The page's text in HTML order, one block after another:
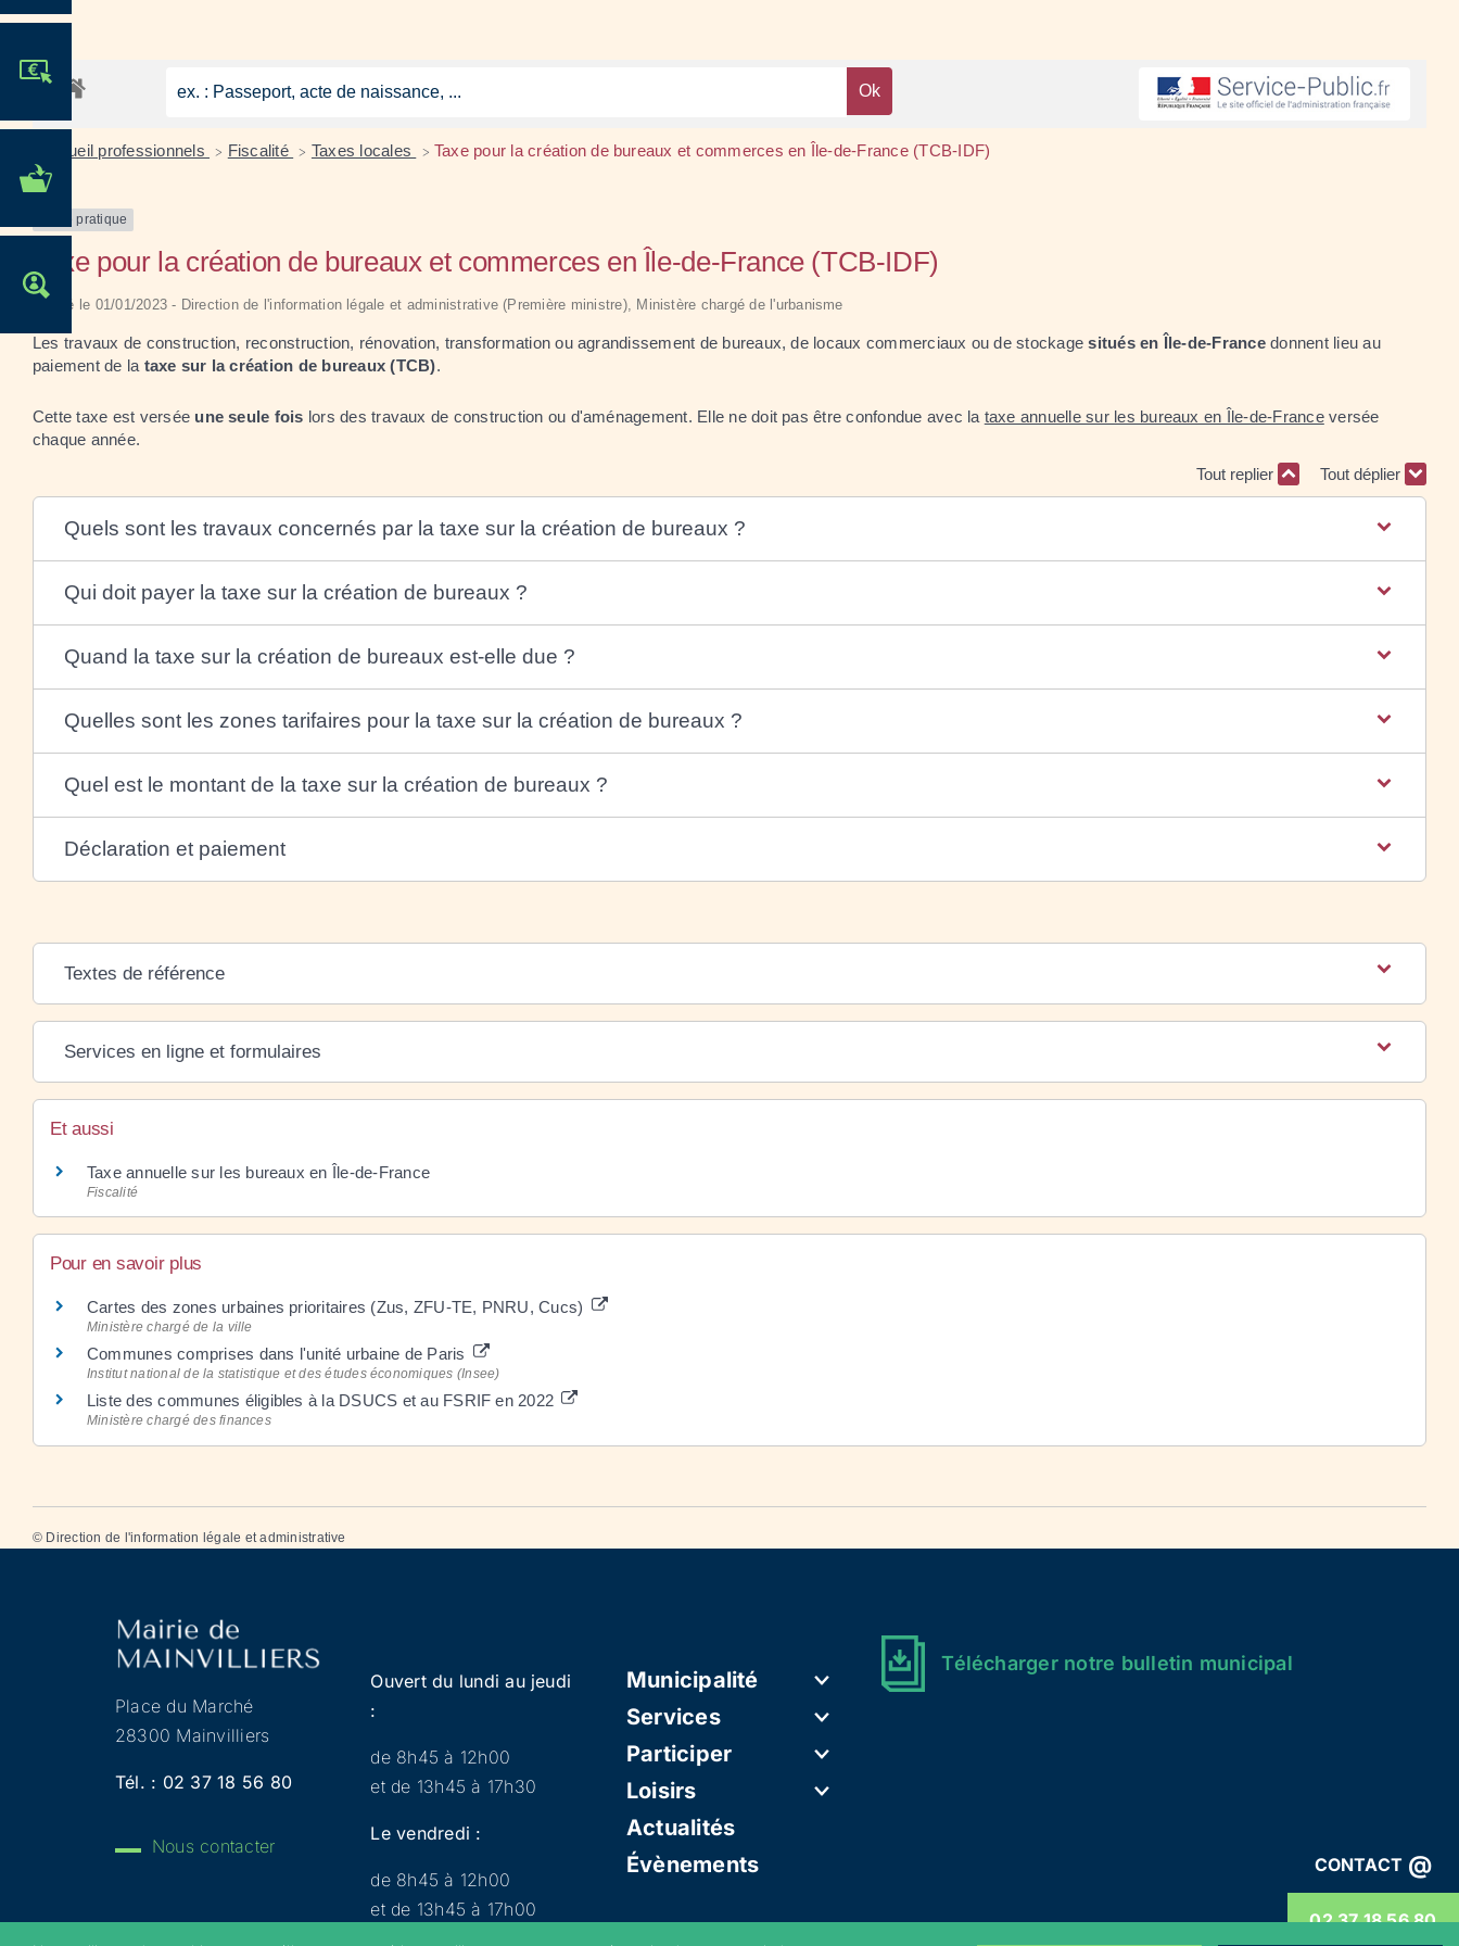
MES DÉMARCHES
OFFRES D'EMPLOI
CONTACT @
02 37 18 56 80
Accueil professionnels > Fiscalité > Taxes locales > Taxe pour la création de bureaux et commerces en Île-de-France (TCB-IDF)
Fiche pratique
Taxe pour la création de bureaux et commerces en Île-de-France (TCB-IDF)
Vérifié le 01/01/2023 - Direction de l'information légale et administrative (Première ministre), Ministère chargé de l'urbanisme
Les travaux de construction, reconstruction, rénovation, transformation ou agrandissement de bureaux, de locaux commerciaux ou de stockagesitués en Île-de-Francedonnent lieu au
paiement de la taxe sur la création de bureaux (TCB).
Cette taxe est versée une seule fois lors des travaux de construction ou d'aménagement. Elle ne doit pas être confondue avec la taxe annuelle sur les bureaux en Île-de-Franceversée
chaque année.
Tout replier
Tout déplier
Quels sont les travaux concernés par la taxe sur la création de bureaux ?
Qui doit payer la taxe sur la création de bureaux ?
Quand la taxe sur la création de bureaux est-elle due ?
Quelles sont les zones tarifaires pour la taxe sur la création de bureaux ?
Quel est le montant de la taxe sur la création de bureaux ?
Déclaration et paiement
Textes de référence
Services en ligne et formulaires
Et aussi
Taxe annuelle sur les bureaux en Île-de-France
Fiscalité
Pour en savoir plus
Cartes des zones urbaines prioritaires (Zus, ZFU-TE, PNRU, Cucs)
Ministère chargé de la ville
Communes comprises dans l'unité urbaine de Paris
Institut national de la statistique et des études économiques (Insee)
Liste des communes éligibles à la DSUCS et au FSRIF en 2022
Ministère chargé des finances
© Direction de l'information légale et administrative
Place du Marché
28300 Mainvilliers
Tél. : 02 37 18 56 80
Nous contacter
Ouvert du lundi au jeudi
:
de 8h45 à 12h00
et de 13h45 à 17h30
Le vendredi :
de 8h45 à 12h00
et de 13h45 à 17h00
Municipalité
Services
Participer
Loisirs
Actualités
Évènements
Télécharger notre bulletin municipal